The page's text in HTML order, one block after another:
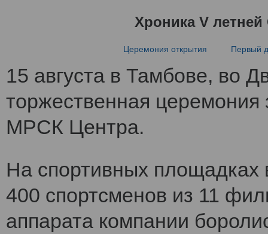
Хроника V
Церемония открытия Первый
15 августа в Тамбове, во
торжественная
МРСК Центра.
На спортивных площадках
400 спортсменов из 11
аппарата компании